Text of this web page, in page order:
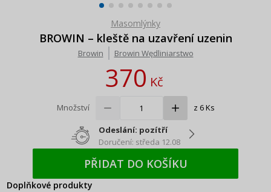
Masomlýnky
BROWIN – kleště na uzavření uzenin
Browin Browin Wędliniarstwo
370Kč
Množství z 6 Ks
Odeslání: pozítří
Doručení: středa 12.08
PŘIDAT DO KOŠÍKU
Doplňkové produkty